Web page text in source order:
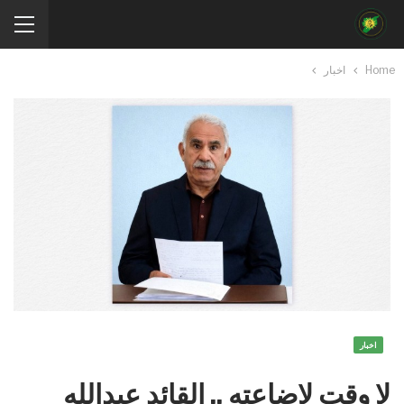
Home اخبار
اخبار
لا وقت لإضاعته .. القائد عبدالله